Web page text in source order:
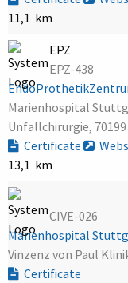
11,1 km
EPZ
EPZ-438
Marienhospital
Unfallchirurgie,
Certificate
13,1 km
CIVE-026
Marienhospital
Vinzenz von Paul
Certificate